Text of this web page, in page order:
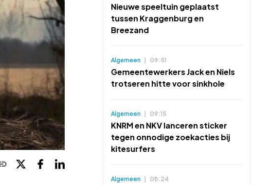
Nieuwe speeltuin geplaatst
tussen Kraggenburg en
Breezand
Algemeen 09:51
Gemeentewerkers Jack en Niels
trotseren hitte voor sinkhole
Algemeen 09:15
KNRM en NKV lanceren sticker
tegen onnodige zoekacties bij
kitesurfers
Algemeen 08:24